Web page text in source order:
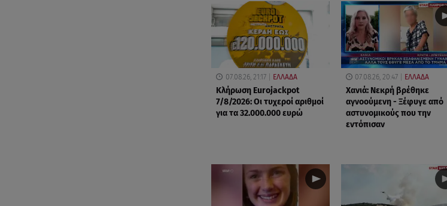
07.08.26, 21:17 ΕΛΛΑΔΑ
Κλήρωση Eurojackpot
7/8/2026: Οι τυχεροί αριθμοί
για τα 32.000.000 ευρώ
07.08.26, 20:47 ΕΛΛΑΔΑ
Χανιά: Νεκρή βρέθηκε
αγνοούμενη - Ξέφυγε από
αστυνομικούς που την
εντόπισαν